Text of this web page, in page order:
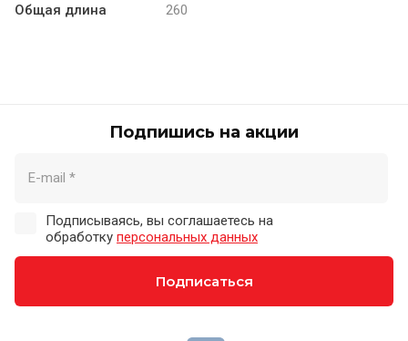
Общая длина 260
Подпишись на акции
Подписываясь, вы соглашаетесь на
обработку персональных данных
Подписаться